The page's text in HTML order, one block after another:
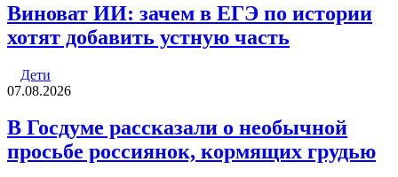
Виноват ИИ: зачем в ЕГЭ по истории
хотят добавить устную часть
Дети
07.08.2026
В Госдуме рассказали о необычной
просьбе россиянок, кормящих грудью